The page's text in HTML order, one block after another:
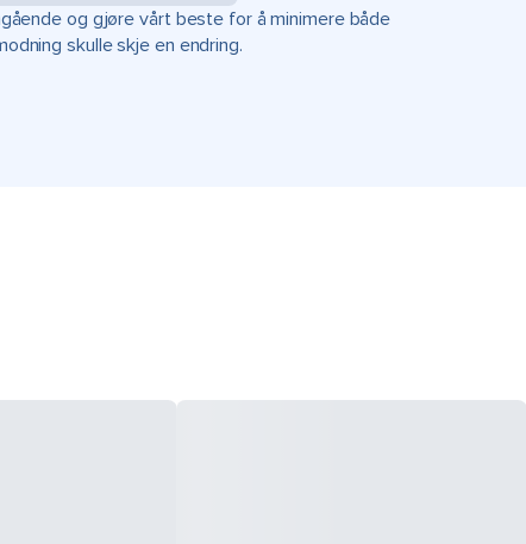
og gjøre vårt beste for å minimere både
skulle skje en endring.